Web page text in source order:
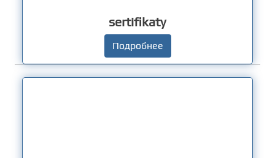
sertifikaty
Подробнее